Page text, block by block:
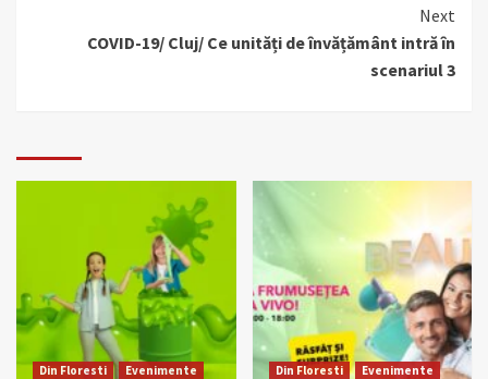
Next
COVID-19/ Cluj/ Ce unități de învățământ intră în
scenariul 3
Din Floresti
Evenimente
Din Floresti
Evenimente